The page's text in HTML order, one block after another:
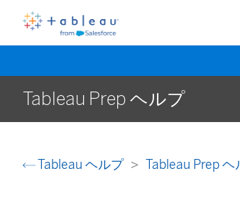
Tableau Prep ヘルプ
Tableau ヘルプ Tableau Prep ヘ